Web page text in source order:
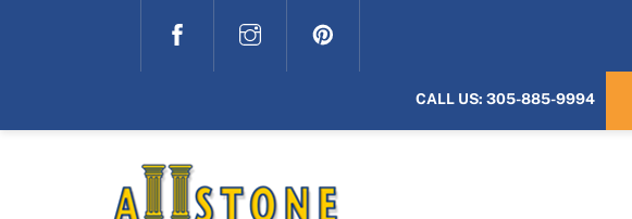
CALL US:305-885-9994